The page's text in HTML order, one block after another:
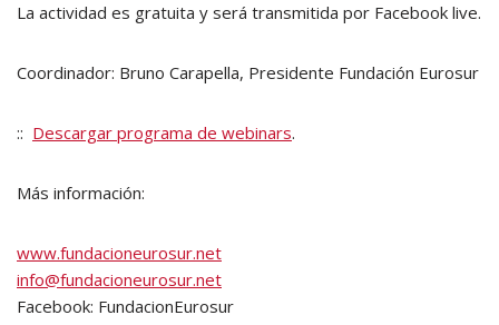
La actividad es gratuita y será transmitida por Facebook live.
Coordinador: Bruno Carapella, Presidente Fundación Eurosur
:: Descargar programa de webinars.
Más información:
www.fundacioneurosur.net
info@fundacioneurosur.net
Facebook: FundacionEurosur